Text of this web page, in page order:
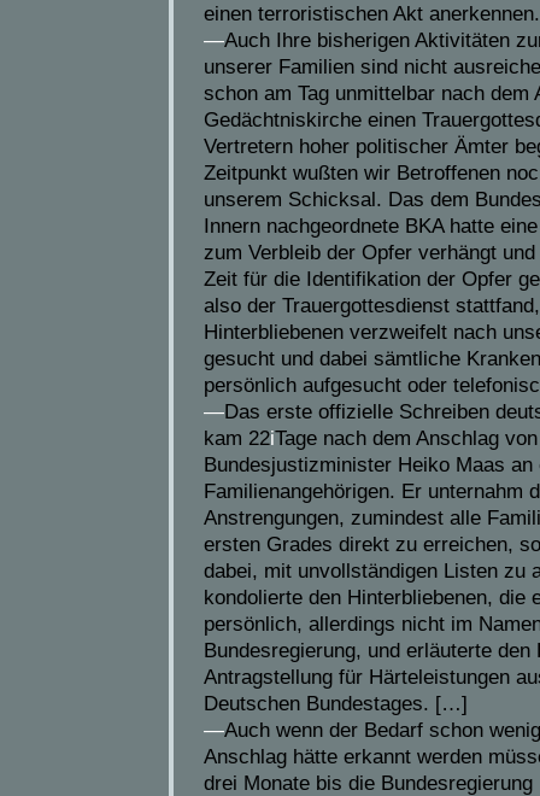
einen terroristischen Akt anerkennen.
—Auch Ihre bisherigen Aktivitäten
unserer Familien sind nicht
schon am Tag unmittelbar nach dem
Gedächtniskirche einen
Vertretern hoher politischer Ämter
Zeitpunkt wußten wir Betroffenen
unserem Schicksal. Das dem
Innern nachgeordnete BKA hatte
zum Verbleib der Opfer verhängt
Zeit für die Identifikation der Opfer
also der Trauergottesdienst
Hinterbliebenen verzweifelt nach
gesucht und dabei sämtliche
persönlich aufgesucht oder
—Das erste offizielle Schreiben
kam 22iTage nach dem Anschlag von
Bundesjustizminister Heiko Maas an
Familienangehörigen. Er unternahm
Anstrengungen, zumindest alle
ersten Grades direkt zu erreichen,
dabei, mit unvollständigen Listen zu
kondolierte den Hinterbliebenen, die
persönlich, allerdings nicht im
Bundesregierung, und erläuterte den
Antragstellung für Härteleistungen
Deutschen Bundestages. […]
—Auch wenn der Bedarf schon
Anschlag hätte erkannt werden
drei Monate bis die Bundesregierung